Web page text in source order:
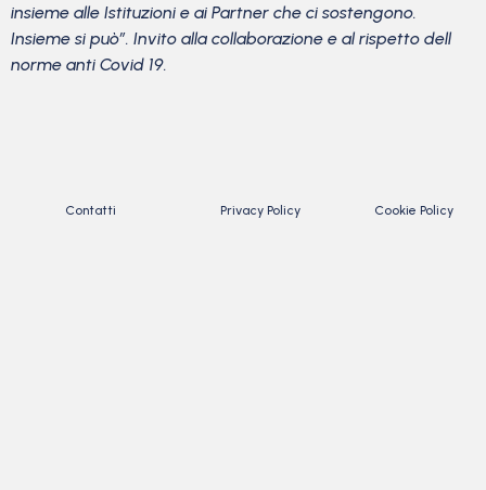
insieme alle Istituzioni e ai Partner che ci sostengono.
Insieme si può”. Invito alla collaborazione e al rispetto dell
norme anti Covid 19.
Contatti Privacy Policy Cookie Policy